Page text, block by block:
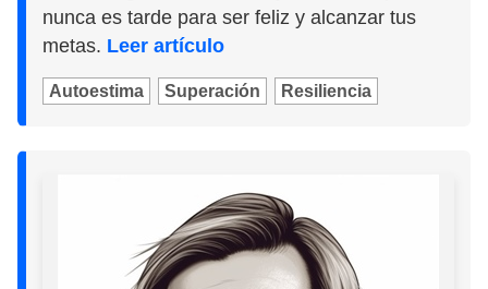
nunca es tarde para ser feliz y alcanzar tus
metas. Leer artículo
Autoestima Superación Resiliencia